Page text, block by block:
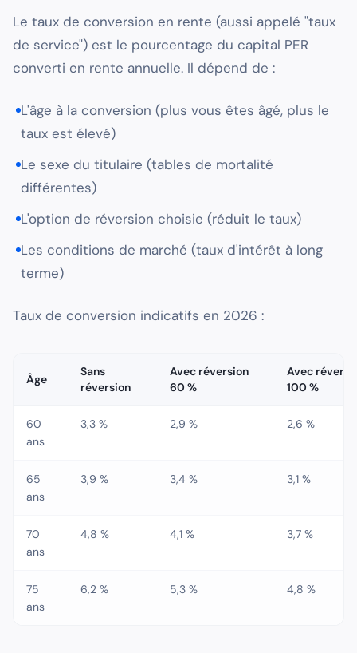
Le taux de conversion en rente (aussi appelé "taux
de service") est le pourcentage du capital PER
converti en rente annuelle. Il dépend de :
L'âge à la conversion (plus vous êtes âgé, plus le
taux est élevé)
Le sexe du titulaire (tables de mortalité
différentes)
L'option de réversion choisie (réduit le taux)
Les conditions de marché (taux d'intérêt à long
terme)
Taux de conversion indicatifs en 2026 :
Âge
Sans
réversion
Avec réversion
60 %
Avec
100 %
60
ans
3,3 % 2,9 % 2,6 %
65
ans
3,9 % 3,4 % 3,1 %
70
ans
4,8 % 4,1 % 3,7 %
75
ans
6,2 % 5,3 % 4,8 %